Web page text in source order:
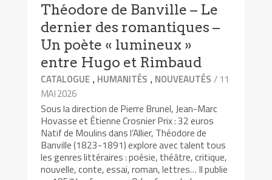
Théodore de Banville – Le
dernier des romantiques –
Un poète « lumineux »
entre Hugo et Rimbaud
CATALOGUE , HUMANITÉS , NOUVEAUTÉS / 11
MAI 2026
Sous la direction de Pierre Brunel, Jean-Marc
Hovasse et Étienne Crosnier Prix : 32 euros
Natif de Moulins dans l’Allier, Théodore de
Banville (1823-1891) explore avec talent tous
les genres littéraires : poésie, théâtre, critique,
nouvelle, conte, essai, roman, lettres… Il publie